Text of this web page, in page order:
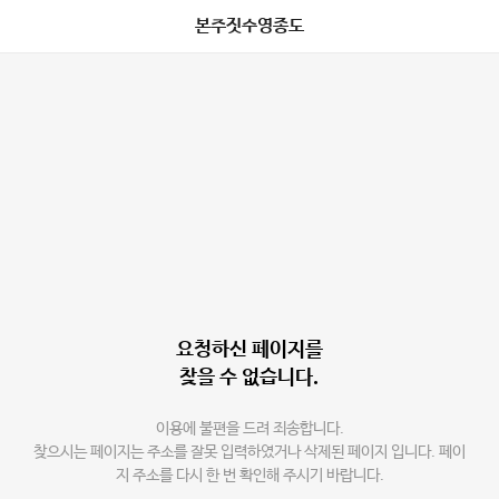
본주짓수영종도
요청하신 페이지를
찾을 수 없습니다.
이용에 불편을 드려 죄송합니다.
찾으시는 페이지는 주소를 잘못 입력하였거나 삭제된 페이지 입니다. 페이
지 주소를 다시 한 번 확인해 주시기 바랍니다.